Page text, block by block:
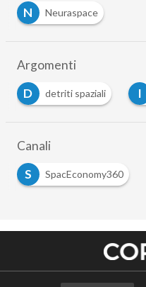
N
Neuraspace
Argomenti
D
detriti spaziali I
Canali
S
SpacEconomy360